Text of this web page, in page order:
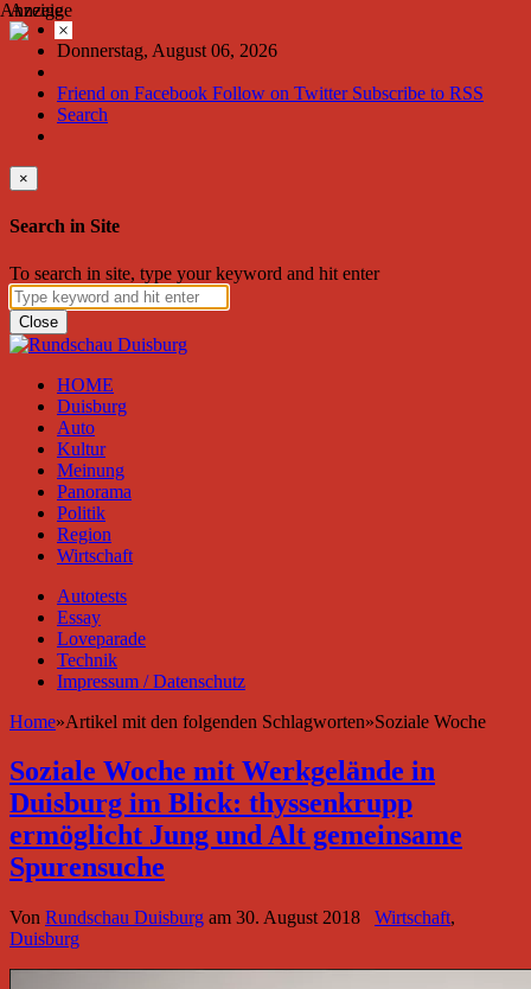
Donnerstag, August 06, 2026
Friend on Facebook Follow on Twitter Subscribe to RSS
Search
×
Search in Site
To search in site, type your keyword and hit enter
Close
HOME
Duisburg
Auto
Kultur
Meinung
Panorama
Politik
Region
Wirtschaft
Autotests
Essay
Loveparade
Technik
Impressum / Datenschutz
Home»Artikel mit den folgenden Schlagworten»Soziale Woche
Soziale Woche mit Werkgelände in
Duisburg im Blick: thyssenkrupp
ermöglicht Jung und Alt gemeinsame
Spurensuche
Von Rundschau Duisburg am 30. August 2018 Wirtschaft,
Duisburg
Anzeige
×
Anzeige